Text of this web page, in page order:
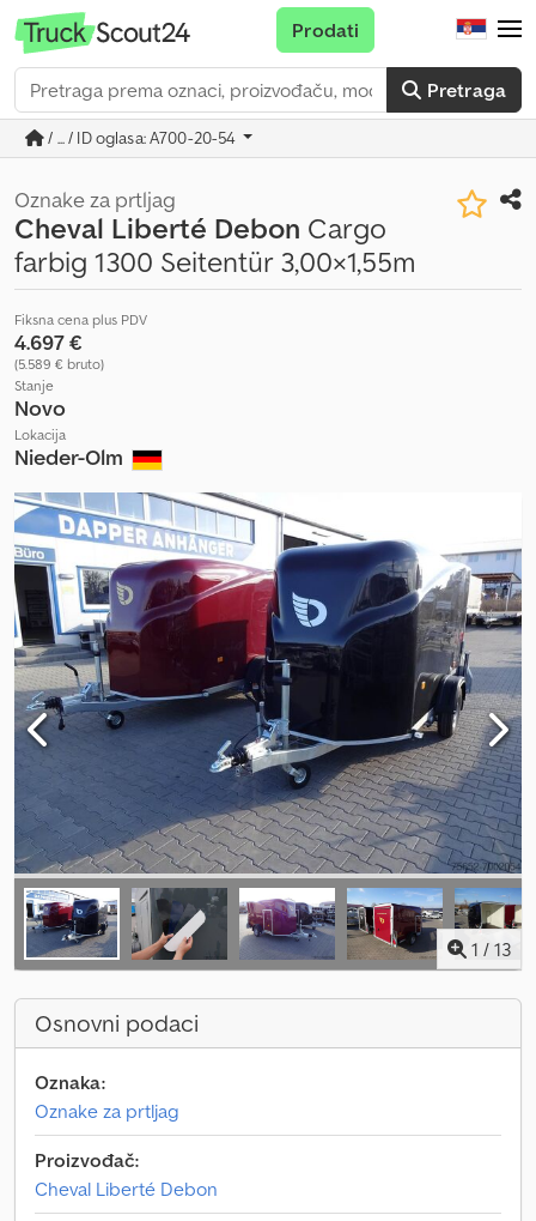
Pretraga
Prodati
/ ... / ID oglasa: A700-20-54
Oznake za prtljag
Cheval Liberté Debon Cargo
farbig 1300 Seitentür 3,00×1,55m
Fiksna cena plus PDV
4.697 €
(5.589 € bruto)
Stanje
Novo
Lokacija
Nieder-Olm
1 / 13
Osnovni podaci
Oznaka:
Oznake za prtljag
Proizvođač:
Cheval Liberté Debon